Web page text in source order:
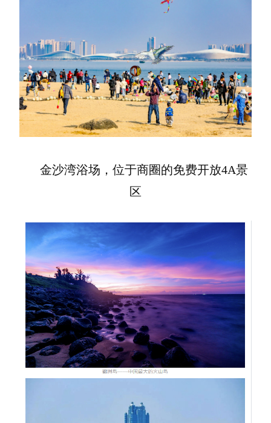
金沙湾浴场，位于商圈的免费开放4A景
区